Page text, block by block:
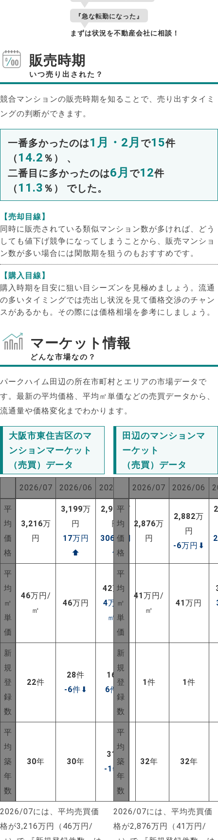
NEW!
NEW!
『急な転勤になった』
まずは状況を不動産会社に相談！
販売時期
いつ売り出された？
競合マンションの販売時期を知ることで、売り出すタイミ
ングの判断ができます。
一番多かったのは1月・2月 で15件
（ 14.2 ％） 、
二番目に多かったのは6月 で12件
（ 11.3 ％） でした。
【売却目線】
同時に販売されている類似マンション数が多ければ、どう
しても値下げ競争になってしまうことから、販売マンショ
ン数が多い場合には閑散期を狙うのもおすすめです。
【購入目線】
購入時期を目安に狙い目シーズンを見極めましょう。流通
の多いタイミングでは売出し状況を見て価格交渉のチャン
スがあるかも。その際には価格相場を参考にしましょう。
マーケット情報
どんな市場なの？
パークハイム田辺の所在市町村とエリアの市場データで
す。最新の平均価格、平均㎡単価などの売買データから、
流通量や価格変化までわかります。
大阪市東住吉区のマ
ンションマーケット
（売買）データ
2026/07 2026/06 2025/07
平
均
価
格
3,216万
円
3,199万
円
17万円
⬆
2,910万
円
306 万円
⬆
平
均
㎡
単
価
46万円/
㎡
46万円
42万円
4万円/
㎡ ⬆
新
規
登
録
数
22件
28件
-6件 ⬇
16
件
6件
平
均
築
年
数
30年 30年
31
-1年
2026/07には、平均売買価
格が3,216万円（46万円/
田辺のマンションマ
ーケット
（売買）データ
2026/07 2026/06
平
均
価
格
2,876万
円
2,882万
円
-6万円 ⬇
平
均
㎡
単
価
41万円/
㎡
41万円
新
規
登
録
数
1件 1件
平
均
築
年
数
32年 32年
2026/07には、平均売買価
格が2,876万円（41万円/